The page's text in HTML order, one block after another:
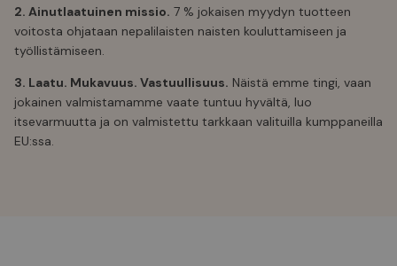
2. Ainutlaatuinen missio. 7 % jokaisen myydyn tuotteen
voitosta ohjataan nepalilaisten naisten kouluttamiseen ja
työllistämiseen.
3. Laatu. Mukavuus. Vastuullisuus. Näistä emme tingi, vaan
jokainen valmistamamme vaate tuntuu hyvältä, luo
itsevarmuutta ja on valmistettu tarkkaan valituilla kumppaneilla
EU:ssa.